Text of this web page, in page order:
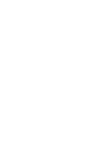
favoritas con